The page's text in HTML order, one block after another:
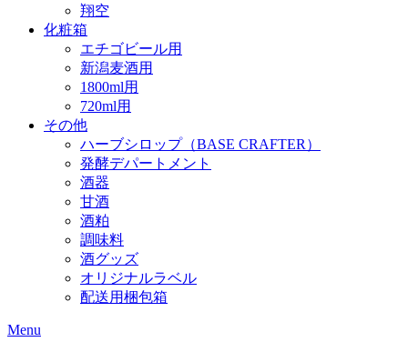
翔空
化粧箱
エチゴビール用
新潟麦酒用
1800ml用
720ml用
その他
ハーブシロップ（BASE CRAFTER）
発酵デパートメント
酒器
甘酒
酒粕
調味料
酒グッズ
オリジナルラベル
配送用梱包箱
Menu